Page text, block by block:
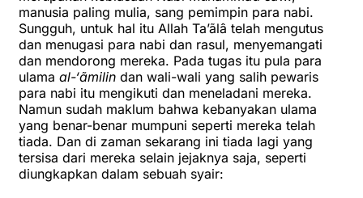
manusia paling mulia, sang pemimpin para nabi.
Sungguh, untuk hal itu Allah Ta’ãlâ telah mengutus
dan menugasi para nabi dan rasul, menyemangati
dan mendorong mereka. Pada tugas itu pula para
ulama al-‘ãmilin dan wali-wali yang salih pewaris
para nabi itu mengikuti dan meneladani mereka.
Namun sudah maklum bahwa kebanyakan ulama
yang benar-benar mumpuni seperti mereka telah
tiada. Dan di zaman sekarang ini tiada Iagi yang
tersisa dari mereka selain jejaknya saja, seperti
diungkapkan dalam sebuah syair: